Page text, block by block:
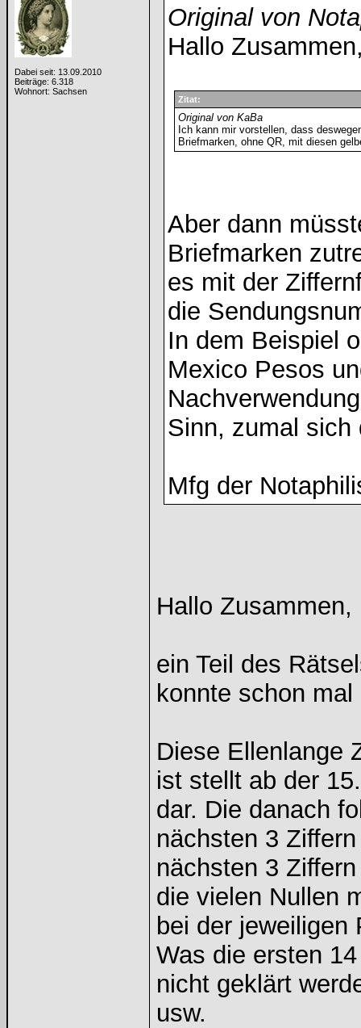
Dabei seit: 13.09.2010
Beiträge: 6.318
Wohnort: Sachsen
Original von
Hallo
Zitat:
Original von KaBa
Ich kann mir vorstellen, dass
Briefmarken, ohne QR, mit diesen
Aber dann
Briefmarken
es mit der
die
In dem Beispiel
Mexico Pesos
Sinn, zumal
Mfg der
Hallo Zusammen,
ein Teil des
konnte schon
Diese Ellenlange
ist stellt ab der
dar. Die danach
nächsten 3
nächsten 3
die vielen Nullen
bei der jeweiligen
Was die ersten
nicht geklärt
usw.